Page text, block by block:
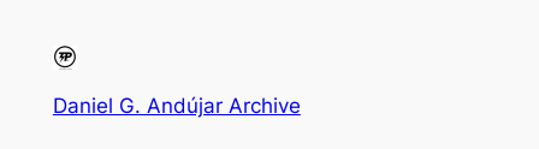
Daniel G. Andújar Archive